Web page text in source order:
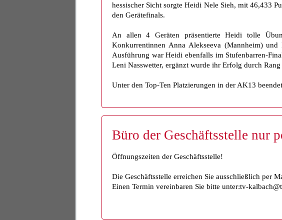
hessischer Sicht sorgte Heidi Nele Sieh, mit 46,433
den Gerätefinals.
An allen 4 Geräten präsentierte Heidi tolle
Konkurrentinnen Anna Alekseeva (Mannheim)
Ausführung war Heidi ebenfalls im Stufenbarren-
Leni Nasswetter, ergänzt wurde ihr Erfolg durch
Unter den Top-Ten Platzierungen in der AK13
Büro der Geschäftsstelle nur
Öffnungszeiten der Geschäftsstelle!
Die Geschäftsstelle erreichen Sie ausschließlich per
Einen Termin vereinbaren Sie bitte unter:tv-